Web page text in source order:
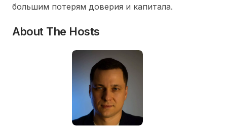
большим потерям доверия и капитала.
About The Hosts